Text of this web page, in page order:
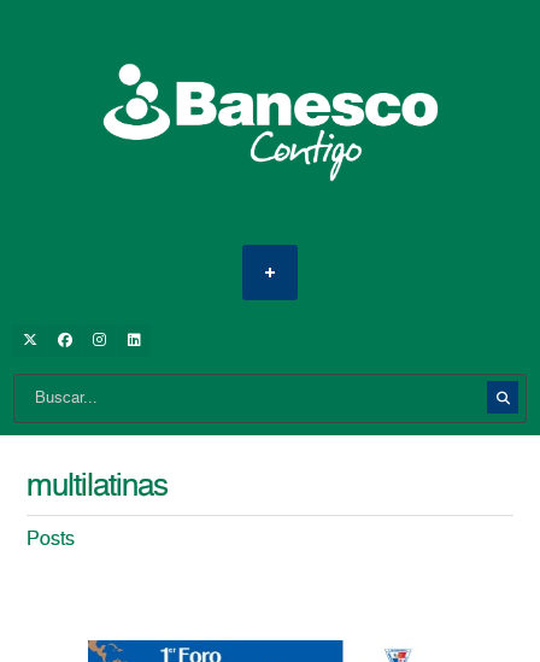
multilatinas
Posts